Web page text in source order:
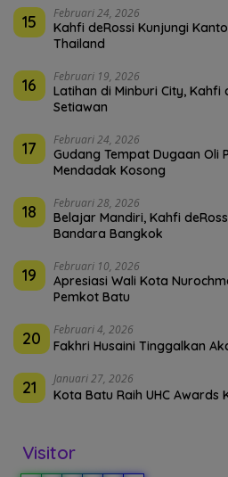
15 Februari 24, 2026
Kahfi deRossi Kunjungi
Thailand
16 Februari 19, 2026
Latihan di Minburi City, Kahfi
Setiawan
17 Februari 24, 2026
Gudang Tempat Dugaan Oli
Mendadak Kosong
18 Februari 28, 2026
Belajar Mandiri, Kahfi
Bandara Bangkok
19 Februari 10, 2026
Apresiasi Wali Kota
Pemkot Batu
20 Februari 4, 2026
Fakhri Husaini Tinggalkan
21 Januari 27, 2026
Kota Batu Raih UHC Awards
Visitor